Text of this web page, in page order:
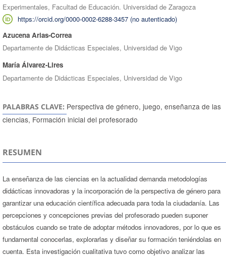
Experimentales, Facultad de Educación. Universidad de Zaragoza
https://orcid.org/0000-0002-6288-3457 (no autenticado)
Azucena Arias-Correa
Departamente de Didácticas Especiales, Universidad de Vigo
María Álvarez-Lires
Departamente de Didácticas Especiales, Universidad de Vigo
PALABRAS CLAVE: Perspectiva de género, juego, enseñanza de las
ciencias, Formación inicial del profesorado
RESUMEN
La enseñanza de las ciencias en la actualidad demanda metodologías
didácticas innovadoras y la incorporación de la perspectiva de género para
garantizar una educación científica adecuada para toda la ciudadanía. Las
percepciones y concepciones previas del profesorado pueden suponer
obstáculos cuando se trate de adoptar métodos innovadores, por lo que es
fundamental conocerlas, explorarlas y diseñar su formación teniéndolas en
cuenta. Esta investigación cualitativa tuvo como objetivo analizar las